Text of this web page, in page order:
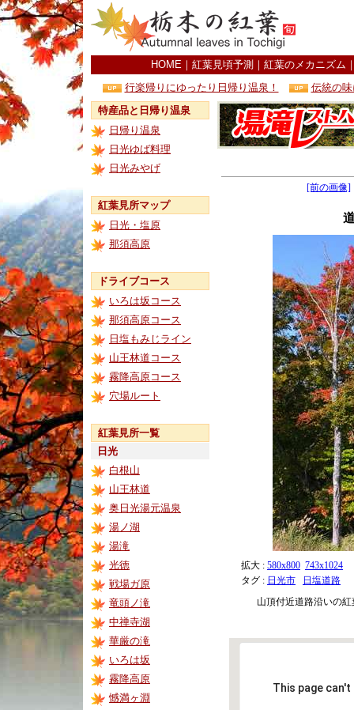
HOME ｜ 紅葉見頃予測 ｜ 紅葉のメカニズム
行楽帰りにゆったり日帰り温泉！
伝統の
特産品と日帰り温泉
日帰り温泉
日光ゆば料理
日光みやげ
紅葉見所マップ
日光・塩原
那須高原
ドライブコース
いろは坂コース
那須高原コース
日塩もみじライン
山王林道コース
霧降高原コース
穴場ルート
紅葉見所一覧
日光
白根山
山王林道
奥日光湯元温泉
湯ノ湖
湯滝
光徳
戦場ガ原
竜頭ノ滝
中禅寺湖
華厳の滝
いろは坂
霧降高原
憾満ヶ淵
[前の画像]
拡大 : 580x800 743x1024
タグ : 日光市
日塩道路
山頂付近道路沿いの紅
This page